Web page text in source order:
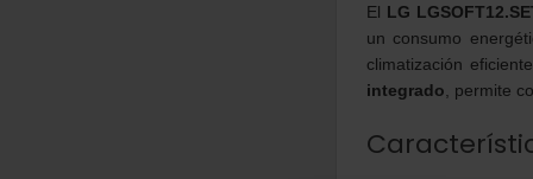
El LG
un consumo
climatización
integrado , permite